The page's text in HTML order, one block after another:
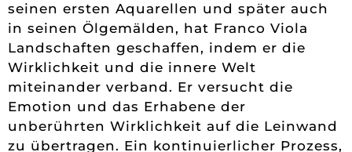
seinen ersten Aquarellen und später auch
in seinen Ölgemälden, hat Franco Viola
Landschaften geschaffen, indem er die
Wirklichkeit und die innere Welt
miteinander verband. Er versucht die
Emotion und das Erhabene der
unberührten Wirklichkeit auf die Leinwand
zu übertragen. Ein kontinuierlicher Prozess,